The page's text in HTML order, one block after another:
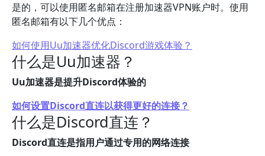
是的，可以使用匿名邮箱在注册加速器VPN账户时。使用
匿名邮箱有以下几个优点：
如何使用Uu加速器优化Discord游戏体验？
什么是Uu加速器？
Uu加速器是提升Discord体验的
如何设置Discord直连以获得更好的连接？
什么是Discord直连？
Discord直连是指用户通过专用的网络连接